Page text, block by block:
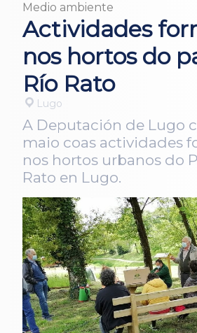
Medio ambiente
Actividades
nos hortos do
Río Rato
Lugo
A Deputación de Lugo
maio coas actividades
nos hortos urbanos do
Rato en Lugo.